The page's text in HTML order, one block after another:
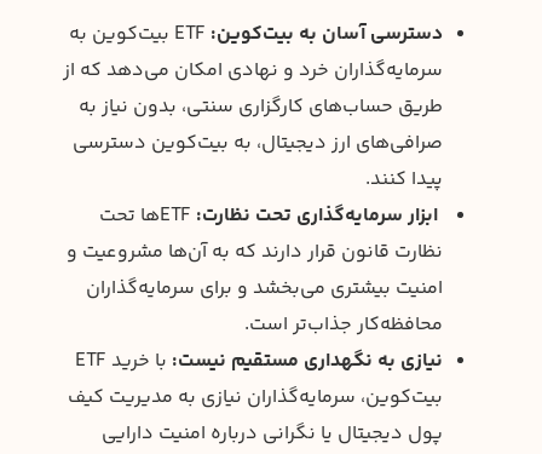
دسترسی آسان به بیت‌کوین:
ETF بیت‌کوین به
سرمایه‌گذاران خرد و نهادی امکان می‌دهد که از
طریق حساب‌های کارگزاری سنتی، بدون نیاز به
صرافی‌های ارز دیجیتال، به بیت‌کوین دسترسی
پیدا کنند.
ابزار سرمایه‌گذاری تحت نظارت:
ETFها تحت
نظارت قانون قرار دارند که به آن‌ها مشروعیت و
امنیت بیشتری می‌بخشد و برای سرمایه‌گذاران
محافظه‌کار جذاب‌تر است.
نیازی به نگهداری مستقیم نیست:
با خرید ETF
بیت‌کوین، سرمایه‌گذاران نیازی به مدیریت کیف
پول دیجیتال یا نگرانی درباره امنیت دارایی